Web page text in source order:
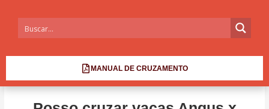
MANUAL DE CRUZAMENTO